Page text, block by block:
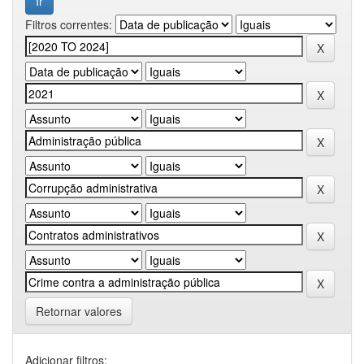
Filtros correntes:
Retornar valores
Adicionar filtros: